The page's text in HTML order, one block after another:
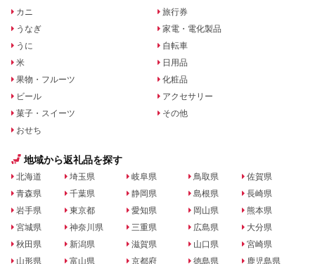
カニ
うなぎ
うに
米
果物・フルーツ
ビール
菓子・スイーツ
おせち
旅行券
家電・電化製品
自転車
日用品
化粧品
アクセサリー
その他
地域から返礼品を探す
北海道
青森県
岩手県
宮城県
秋田県
山形県
埼玉県
千葉県
東京都
神奈川県
新潟県
富山県
岐阜県
静岡県
愛知県
三重県
滋賀県
京都府
鳥取県
島根県
岡山県
広島県
山口県
徳島県
佐賀県
長崎県
熊本県
大分県
宮崎県
鹿児島県